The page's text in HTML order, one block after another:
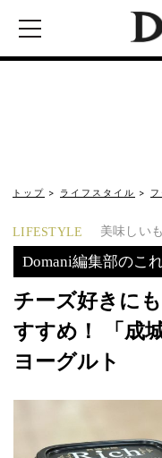
トップ ライフスタイル
LIFESTYLE 美味しい
Domani編集部のこ
チーズ好きに
すすめ！ 「成
ヨーグルト